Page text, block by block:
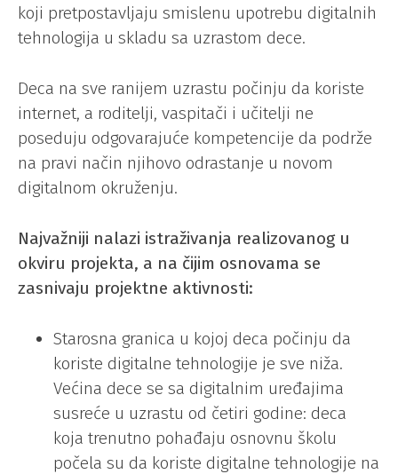
koji pretpostavljaju smislenu upotrebu digitalnih
tehnologija u skladu sa uzrastom dece.
Deca na sve ranijem uzrastu počinju da koriste
internet, a roditelji, vaspitači i učitelji ne
poseduju odgovarajuće kompetencije da podrže
na pravi način njihovo odrastanje u novom
digitalnom okruženju.
Najvažniji nalazi istraživanja realizovanog u
okviru projekta, a na čijim osnovama se
zasnivaju projektne aktivnosti:
Starosna granica u kojoj deca počinju da
koriste digitalne tehnologije je sve niža.
Većina dece se sa digitalnim uređajima
susreće u uzrastu od četiri godine: deca
koja trenutno pohađaju osnovnu školu
počela su da koriste digitalne tehnologije na